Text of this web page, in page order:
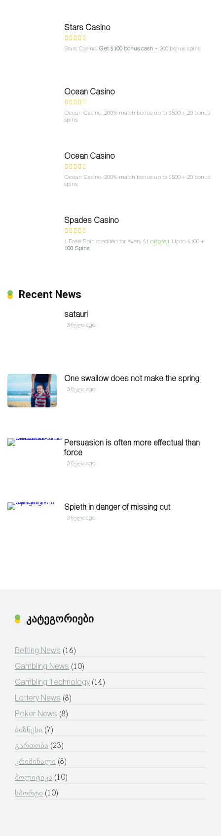
Stars Casino
Stars Casino: Get $100 bonus cash + 200 bonus spins
Ocean Casino
Ocean Casino: 200% match bonus up to $500 + 20 bonus
spins
Ocean Casino
Ocean Casino: 200% match bonus up to $500 + 20 bonus
spins
Spades Casino
1 Free Spin credited for every $1 deposit. Up to $100 +
100 Spins
Recent News
satauri
3 წელი ago
One swallow does not make the spring
3 წელი ago
Persuasion is often more effectual than
force
3 წელი ago
Spieth in danger of missing cut
3 წელი ago
კატეგორიები
Betting News (16)
Gambling News (10)
Gambling Technology (14)
Lottery News (8)
Poker News (8)
ბიზნესი (7)
გართობა (23)
კრიმინალი (8)
პოლიტიკა (10)
სპორტი (10)